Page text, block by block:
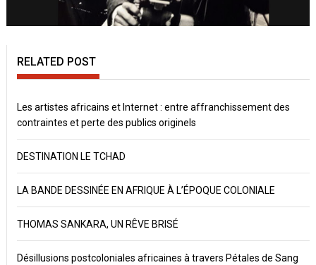
RELATED POST
Les artistes africains et Internet : entre affranchissement des
contraintes et perte des publics originels
DESTINATION LE TCHAD
LA BANDE DESSINÉE EN AFRIQUE À L’ÉPOQUE COLONIALE
THOMAS SANKARA, UN RÊVE BRISÉ
Désillusions postcoloniales africaines à travers Pétales de Sang